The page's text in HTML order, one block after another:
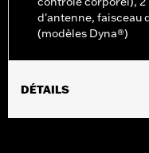
d'antenne, faisceau
(modèles Dyna®)
DÉTAILS